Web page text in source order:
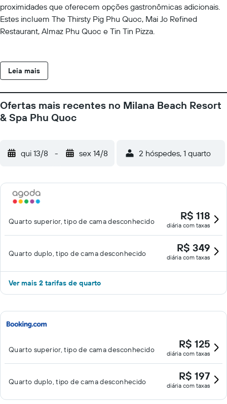
proximidades que oferecem opções gastronômicas adicionais.
Estes incluem The Thirsty Pig Phu Quoc, Mai Jo Refined
Restaurant, Almaz Phu Quoc e Tin Tin Pizza.
Leia mais
Ofertas mais recentes no Milana Beach Resort
& Spa Phu Quoc
qui 13/8 - sex 14/8 2 hóspedes, 1 quarto
Quarto superior, tipo de cama desconhecido R$ 118
diária com taxas
Quarto duplo, tipo de cama desconhecido R$ 349
diária com taxas
Ver mais 2 tarifas de quarto
Quarto superior, tipo de cama desconhecido R$ 125
diária com taxas
Quarto duplo, tipo de cama desconhecido R$ 197
diária com taxas